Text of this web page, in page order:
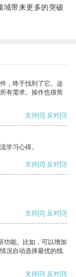
带来更多的突破
，终于找到了它。这
有需求。操作也很简
支持[0] 反对[0]
学习心得。
支持[0] 反对[0]
支持[0] 反对[0]
功能。比如，可以增加
况自动选择最优的线
支持[0] 反对[0]